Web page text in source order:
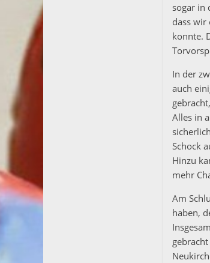
sogar in
dass wir
konnte.
In der
auch
Alles in
Schock
Hinzu
mehr
Am
haben,